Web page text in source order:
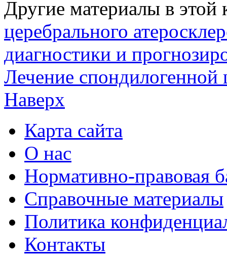
Другие материалы в этой
церебрального
диагностики и
Лечение
Наверх
Карта сайта
О нас
Нормативно-правовая
Справочные материалы
Политика
Контакты